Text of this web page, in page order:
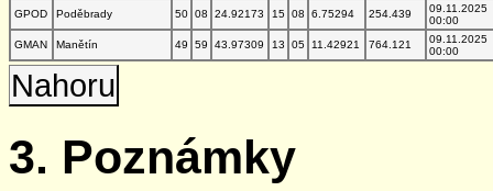
GPOD
Poděbrady 50 08 24.92173 15 08 6.75294 254.439
09.11.2025
00:00
GMAN
Manětín 49 59 43.97309 13 05 11.42921 764.121
09.11.2025
00:00
Nahoru
3. Poznámky